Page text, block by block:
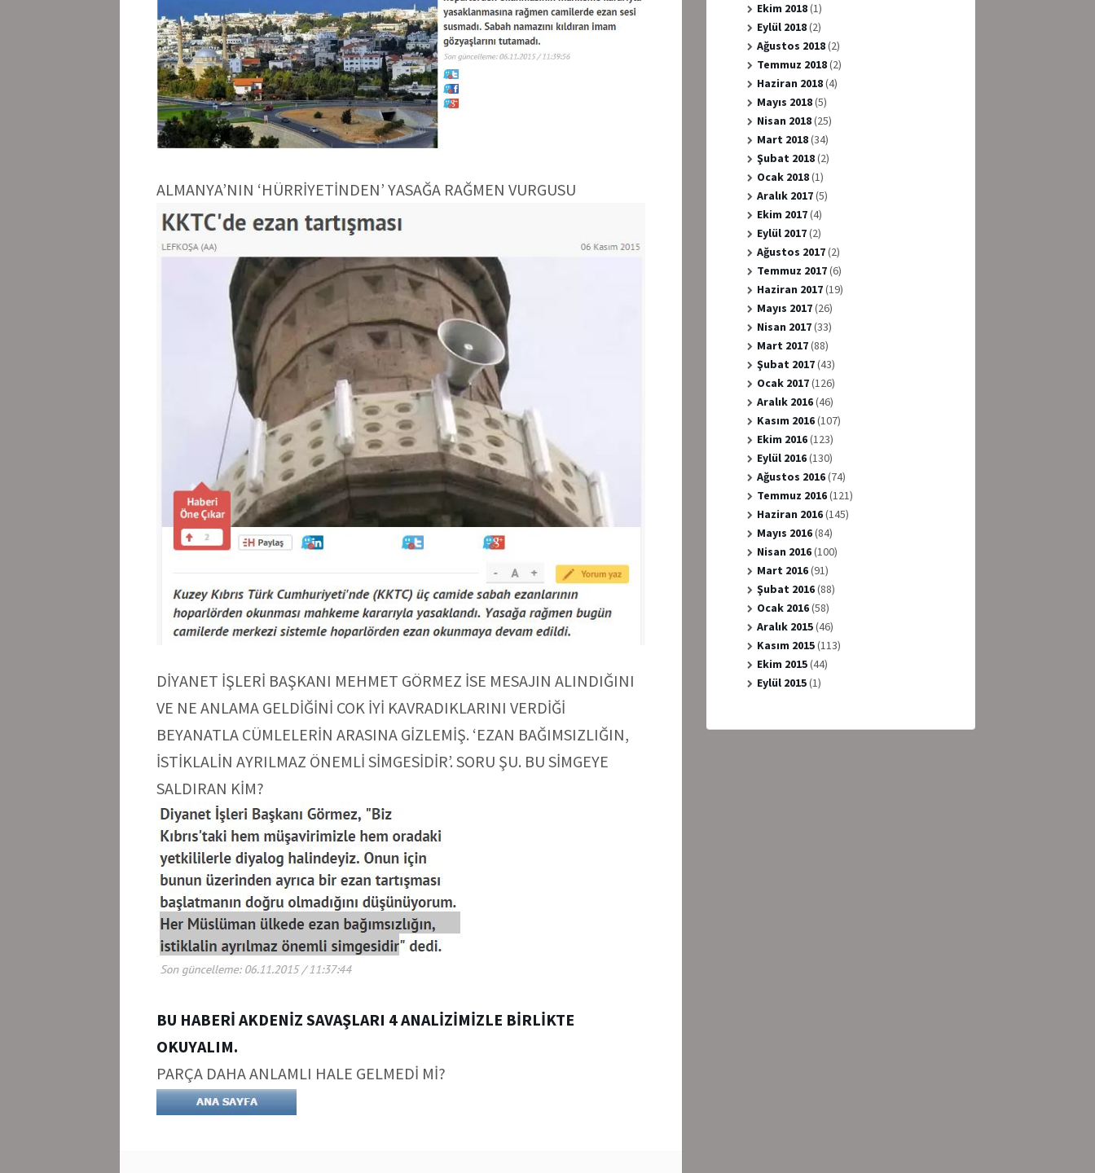
ALMANYA’NIN ‘HÜRRİYETİNDEN’ YASAĞA RAĞMEN VURGUSU
DİYANET İŞLERİ BAŞKANI MEHMET GÖRMEZ İSE MESAJIN ALINDIĞINI
VE NE ANLAMA GELDİĞİNİ COK İYİ KAVRADIKLARINI VERDİĞİ
BEYANATLA CÜMLELERİN ARASINA GİZLEMİŞ. ‘EZAN BAĞIMSIZLIĞIN,
İSTİKLALİN AYRILMAZ ÖNEMLİ SİMGESİDİR’. SORU ŞU. BU SİMGEYE
SALDIRAN KİM?
BU HABERİ AKDENİZ SAVAŞLARI 4 ANALİZİMİZLE BİRLİKTE
OKUYALIM.
PARÇA DAHA ANLAMLI HALE GELMEDİ Mİ?
Ekim 2018(1)
Eylül 2018(2)
Ağustos 2018(2)
Temmuz 2018(2)
Haziran 2018(4)
Mayıs 2018(5)
Nisan 2018(25)
Mart 2018(34)
Şubat 2018(2)
Ocak 2018(1)
Aralık 2017(5)
Ekim 2017(4)
Eylül 2017(2)
Ağustos 2017(2)
Temmuz 2017(6)
Haziran 2017(19)
Mayıs 2017(26)
Nisan 2017(33)
Mart 2017(88)
Şubat 2017(43)
Ocak 2017(126)
Aralık 2016(46)
Kasım 2016(107)
Ekim 2016(123)
Eylül 2016(130)
Ağustos 2016(74)
Temmuz 2016(121)
Haziran 2016(145)
Mayıs 2016(84)
Nisan 2016(100)
Mart 2016(91)
Şubat 2016(88)
Ocak 2016(58)
Aralık 2015(46)
Kasım 2015(113)
Ekim 2015(44)
Eylül 2015(1)